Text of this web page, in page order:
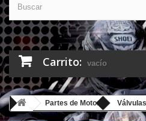
Carrito: vacío
Partes de Motor Válvulas